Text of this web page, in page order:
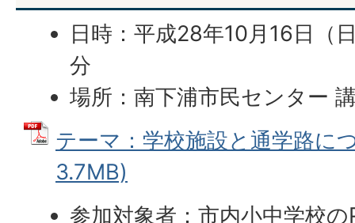
日時：平成28年10月16日（
分
場所：南下浦市民センター
テーマ：学校施設と通学路に
3.7MB)
参加対象者：市内小中学校の